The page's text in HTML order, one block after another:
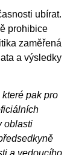
ubírat.
prohibice
zaměřená
a výsledky
pak pro
oblasti
a vedoucího